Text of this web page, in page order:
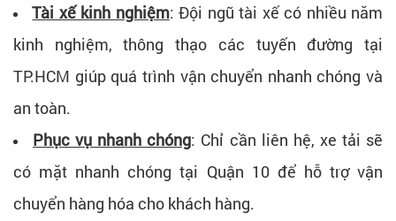
Tài xế kinh nghiệm:Đội ngũ tài xế có nhiều năm
kinh nghiệm, thông thạo các tuyến đường tại
TP.HCM giúp quá trình vận chuyển nhanh chóng và
an toàn.
Phục vụ nhanh chóng: Chỉ cần liên hệ, xe tải sẽ
có mặt nhanh chóng tại Quận 10 để hỗ trợ vận
chuyển hàng hóa cho khách hàng.